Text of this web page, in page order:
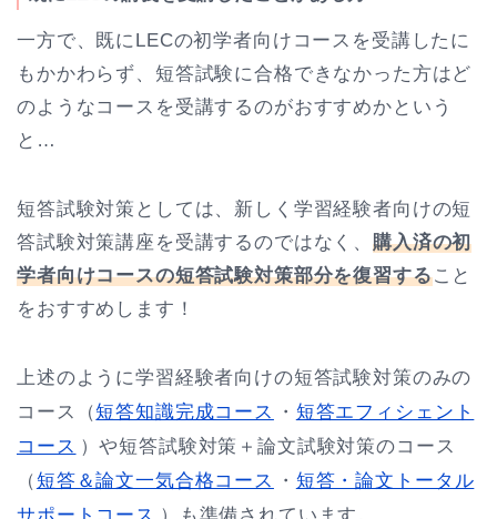
一方で、既にLECの初学者向けコースを受講したに
もかかわらず、短答試験に合格できなかった方はど
のようなコースを受講するのがおすすめかという
と…
短答試験対策としては、新しく学習経験者向けの短
答試験対策講座を受講するのではなく、購入済の初
学者向けコースの短答試験対策部分を復習すること
をおすすめします！
上述のように学習経験者向けの短答試験対策のみの
コース（短答知識完成コース ・ 短答エフィシェント
コース ）や短答試験対策＋論文試験対策のコース
（短答＆論文一気合格コース ・ 短答・論文トータル